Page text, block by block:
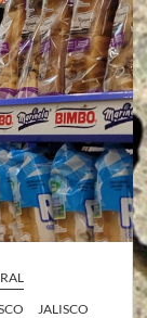
JALISCO